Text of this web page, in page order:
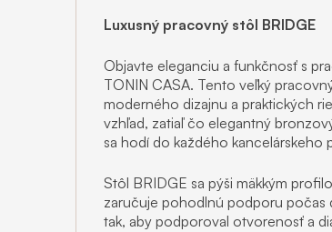
Luxusný pracovný stôl BRIDGE
Objavte eleganciu a funkčnosť s
TONIN CASA. Tento veľký
moderného dizajnu a praktických
vzhľad, zatiaľ čo elegantný
sa hodí do každého kancelárskeho
Stôl BRIDGE sa pýši mäkkým
zaručuje pohodlnú podporu počas
tak, aby podporoval otvorenosť a